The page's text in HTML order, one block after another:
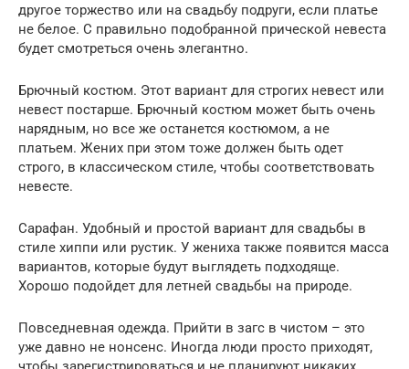
другое торжество или на свадьбу подруги, если платье
не белое. С правильно подобранной прической невеста
будет смотреться очень элегантно.
Брючный костюм. Этот вариант для строгих невест или
невест постарше. Брючный костюм может быть очень
нарядным, но все же останется костюмом, а не
платьем. Жених при этом тоже должен быть одет
строго, в классическом стиле, чтобы соответствовать
невесте.
Сарафан. Удобный и простой вариант для свадьбы в
стиле хиппи или рустик. У жениха также появится масса
вариантов, которые будут выглядеть подходяще.
Хорошо подойдет для летней свадьбы на природе.
Повседневная одежда. Прийти в загс в чистом – это
уже давно не нонсенс. Иногда люди просто приходят,